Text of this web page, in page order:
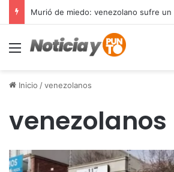
Menú
Inicio /venezolanos
venezolanos